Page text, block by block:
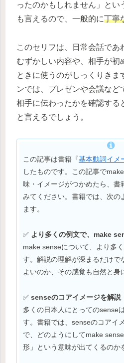
ったのかもしれません」とい
も言えるので、一般的に丁寧
このセリフは、日常会話であ
むずかしい内容や、相手が初
ときに使うのがしっくりきま
ンでは、プレゼンや会議など
相手に伝わったかを確認する
と言えるでしょう。
この記事は書籍『基本動詞イメ
したものです。この記事で
味・イメージがつかめたら、書
みてください。書籍では、次の
ます。
✅ より多くの例文で、make
make senseについて、より多
す。解説の理解が深まるだけで
よいのか、その感覚も自然と身
✅ senseのコアイメージを解説
多くの日本人にとってのsense
す。書籍では、senseのコアイ
で、どのようにしてmake
形」という意味が出てくるのか